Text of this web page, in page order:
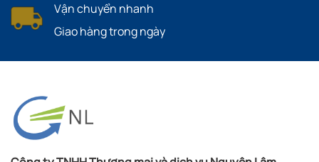
Vận chuyển nhanh
Giao hàng trong ngày